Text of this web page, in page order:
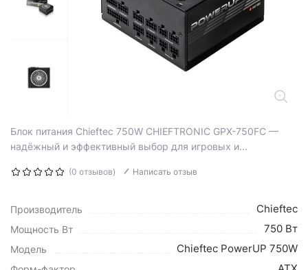
Блок питания Chieftec 750W CHIEFTRONIC GPX-750FC —
надёжный и эффективный выбор для игровых и...
(0 отзывов) Написать отзыв
Производитель Chieftec
Мощность Вт 750 Вт
Модель Chieftec PowerUP 750W